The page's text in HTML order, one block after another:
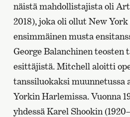
näistä mahdollistajista oli
2018), joka oli ollut New York
ensimmäinen musta
George Balanchinen teosten
esittäjistä. Mitchell aloitti
tanssiluokaksi muunnetussa
Yorkin Harlemissa. Vuonna
yhdessä Karel Shookin